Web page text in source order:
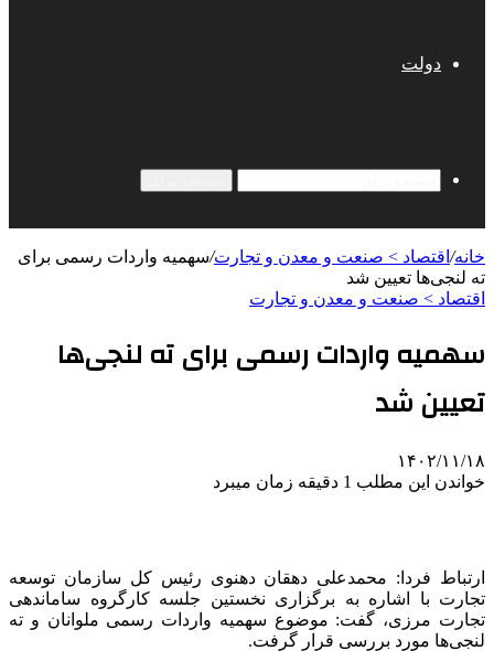
دولت
خانه/ اقتصاد > صنعت و معدن و تجارت/سهمیه واردات رسمی برای
ته لنجی‌ها تعیین شد
اقتصاد > صنعت و معدن و تجارت
سهمیه واردات رسمی برای ته لنجی‌ها
تعیین شد
۱۴۰۲/۱۱/۱۸
خواندن این مطلب 1 دقیقه زمان میبرد
ارتباط فردا: محمدعلی دهقان دهنوی رئیس کل سازمان توسعه
تجارت با اشاره به برگزاری نخستین جلسه کارگروه ساماندهی
تجارت مرزی، گفت: موضوع سهمیه واردات رسمی ملوانان و ته
لنجی‌ها مورد بررسی قرار گرفت.